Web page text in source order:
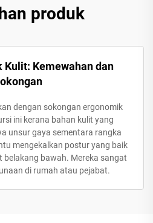
produk
Kulit: Kemewahan dan
dengan sokongan ergonomik
ini kerana bahan kulit yang
unsur gaya sementara rangka
mengekalkan postur yang baik
belakang bawah. Mereka sangat
di rumah atau pejabat.